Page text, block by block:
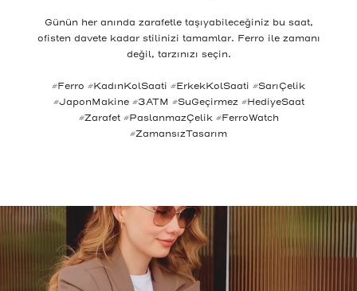
Günün her anında zarafetle taşıyabileceğiniz bu saat,
ofisten davete kadar stilinizi tamamlar. Ferro ile zamanı
değil, tarzınızı seçin.
#Ferro #KadınKolSaati #ErkekKolSaati #SarıÇelik
#JaponMakine #3ATM #SuGeçirmez #HediyeSaat
#Zarafet #PaslanmazÇelik #FerroWatch
#ZamansızTasarım